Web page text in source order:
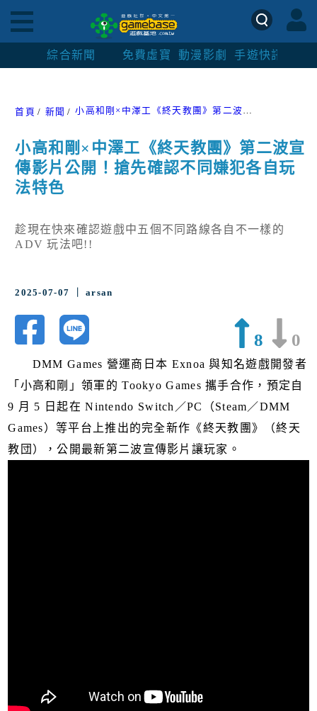
綜合新聞 免費虛寶 動漫影劇 手遊快訊
首頁 新聞 小高和剛×中澤工《終天教團》第二波宣傳影片公開！搶先確認不同嫌犯各自玩法特色
小高和剛×中澤工《終天教團》第二波宣
傳影片公開！搶先確認不同嫌犯各自玩
法特色
趁現在快來確認遊戲中五個不同路線各自不一樣的
ADV 玩法吧!!
2025-07-07 ｜ arsan
8 0
DMM Games 營運商日本 Exnoa 與知名遊戲開發者
「小高和剛」領軍的 Tookyo Games 攜手合作，預定自
9 月 5 日起在 Nintendo Switch／PC（Steam／DMM
Games）等平台上推出的完全新作《終天教團》（終天
教団），公開最新第二波宣傳影片讓玩家。